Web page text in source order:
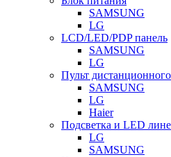
SAMSUNG
LG
LCD/LED/PDP панель
SAMSUNG
LG
Пульт
SAMSUNG
LG
Haier
Подсветка и LED
LG
SAMSUNG